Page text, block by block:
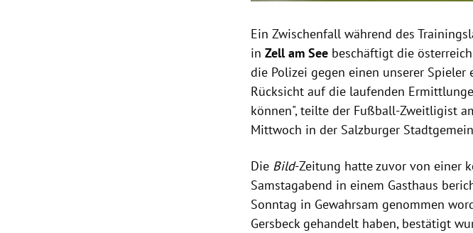
Ein Zwischenfall während des
inZell am See beschäftigt die
die Polizei gegen einen unserer
Rücksicht auf die laufenden
können", teilte der Fußball-Zweitligist
Mittwoch in der Salzburger
Die Bild-Zeitung hatte zuvor von einer
Samstagabend in einem Gasthaus
Sonntag in Gewahrsam genommen
Gersbeck gehandelt haben, bestätigt